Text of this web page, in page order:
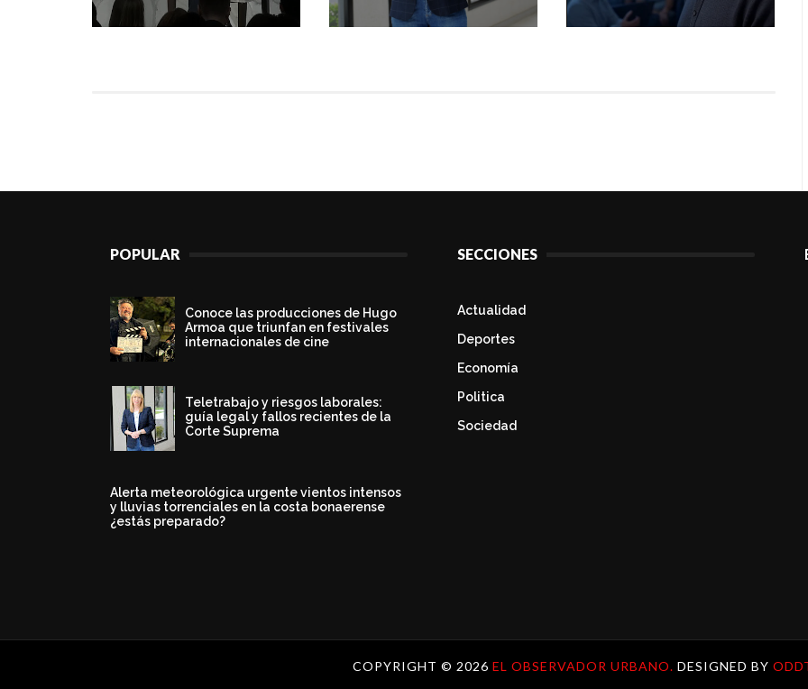
POPULAR
Conoce las producciones de Hugo
Armoa que triunfan en festivales
internacionales de cine
Teletrabajo y riesgos laborales:
guía legal y fallos recientes de la
Corte Suprema
Alerta meteorológica urgente vientos intensos
y lluvias torrenciales en la costa bonaerense
¿estás preparado?
SECCIONES
Actualidad
Deportes
Economía
Politica
Sociedad
COPYRIGHT © 2026 EL OBSERVADOR URBANO. DESIGNED BY